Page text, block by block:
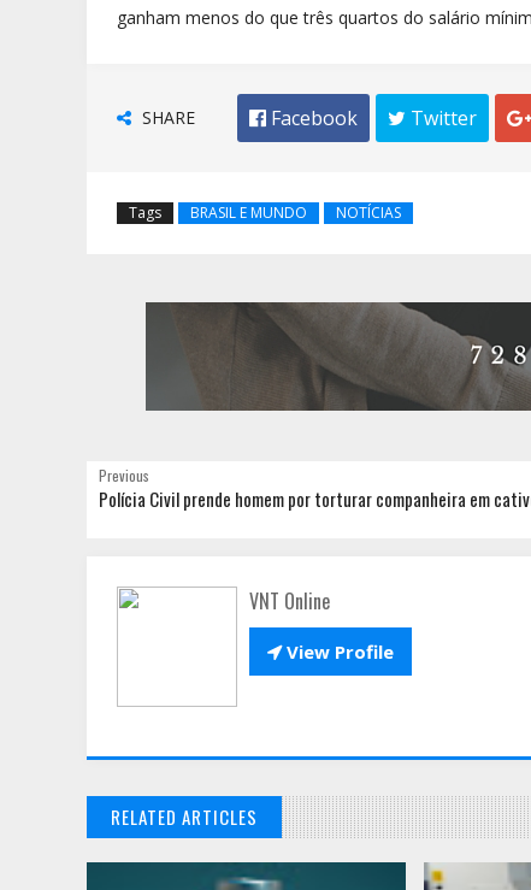
ganham menos do que três quartos do salário
SHARE  Facebook  Twitter 
Tags BRASIL E MUNDO NOTÍCIAS
Previous
Polícia Civil prende homem por torturar companheira em
VNT Online
View Profile
RELATED ARTICLES